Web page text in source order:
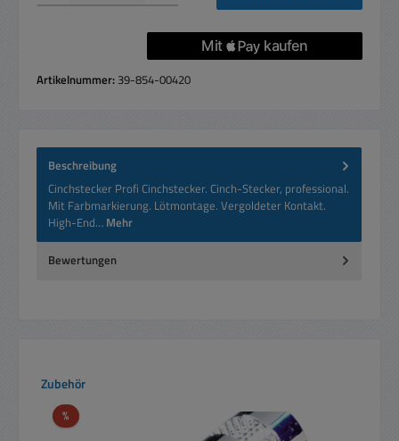
Artikelnummer: 39-854-00420
Beschreibung
Cinchstecker Profi Cinchstecker. Cinch-Stecker, professional.
Mit Farbmarkierung. Lötmontage. Vergoldeter Kontakt.
High-End… Mehr
Bewertungen
Produktgalerie überspringen
Zubehör
%Rabatt